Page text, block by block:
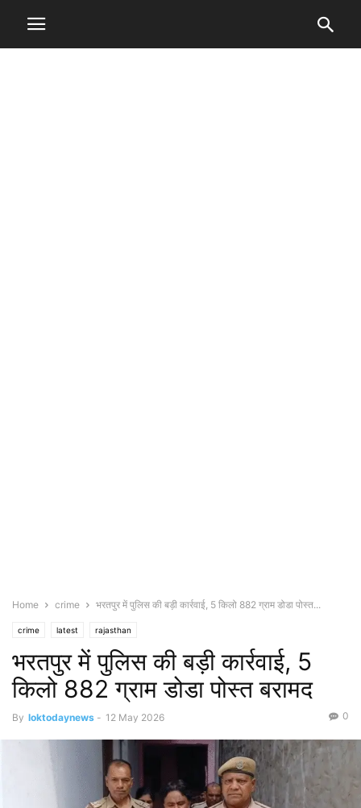
Home crime भरतपुर में पुलिस की बड़ी कार्रवाई, 5 किलो 882 ग्राम डोडा पोस्त...
crime latest rajasthan
भरतपुर में पुलिस की बड़ी कार्रवाई, 5
किलो 882 ग्राम डोडा पोस्त बरामद
By loktodaynews - 12 May 2026 0